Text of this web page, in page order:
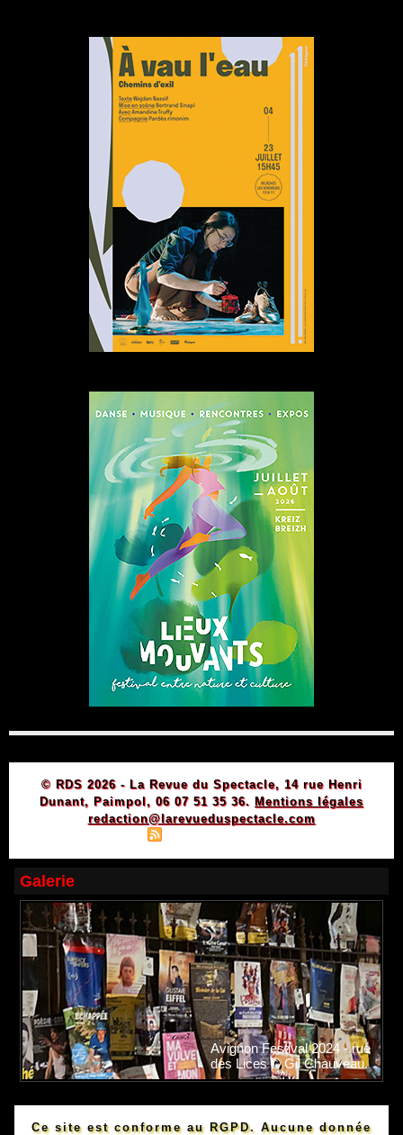
© RDS 2026 - La Revue du Spectacle, 14 rue Henri
Dunant, Paimpol, 06 07 51 35 36. Mentions légales
redaction@larevueduspectacle.com
Galerie
Avignon Festival 2024 - rue
des Lices © Gil Chauveau.
Ce site est conforme au RGPD. Aucune donnée